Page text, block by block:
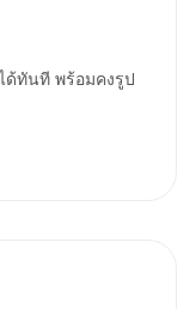
ทันที พร้อมคงรูป